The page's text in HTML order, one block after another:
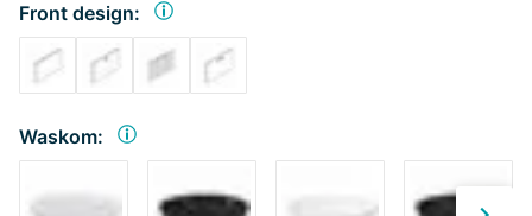
Front design:
Waskom: